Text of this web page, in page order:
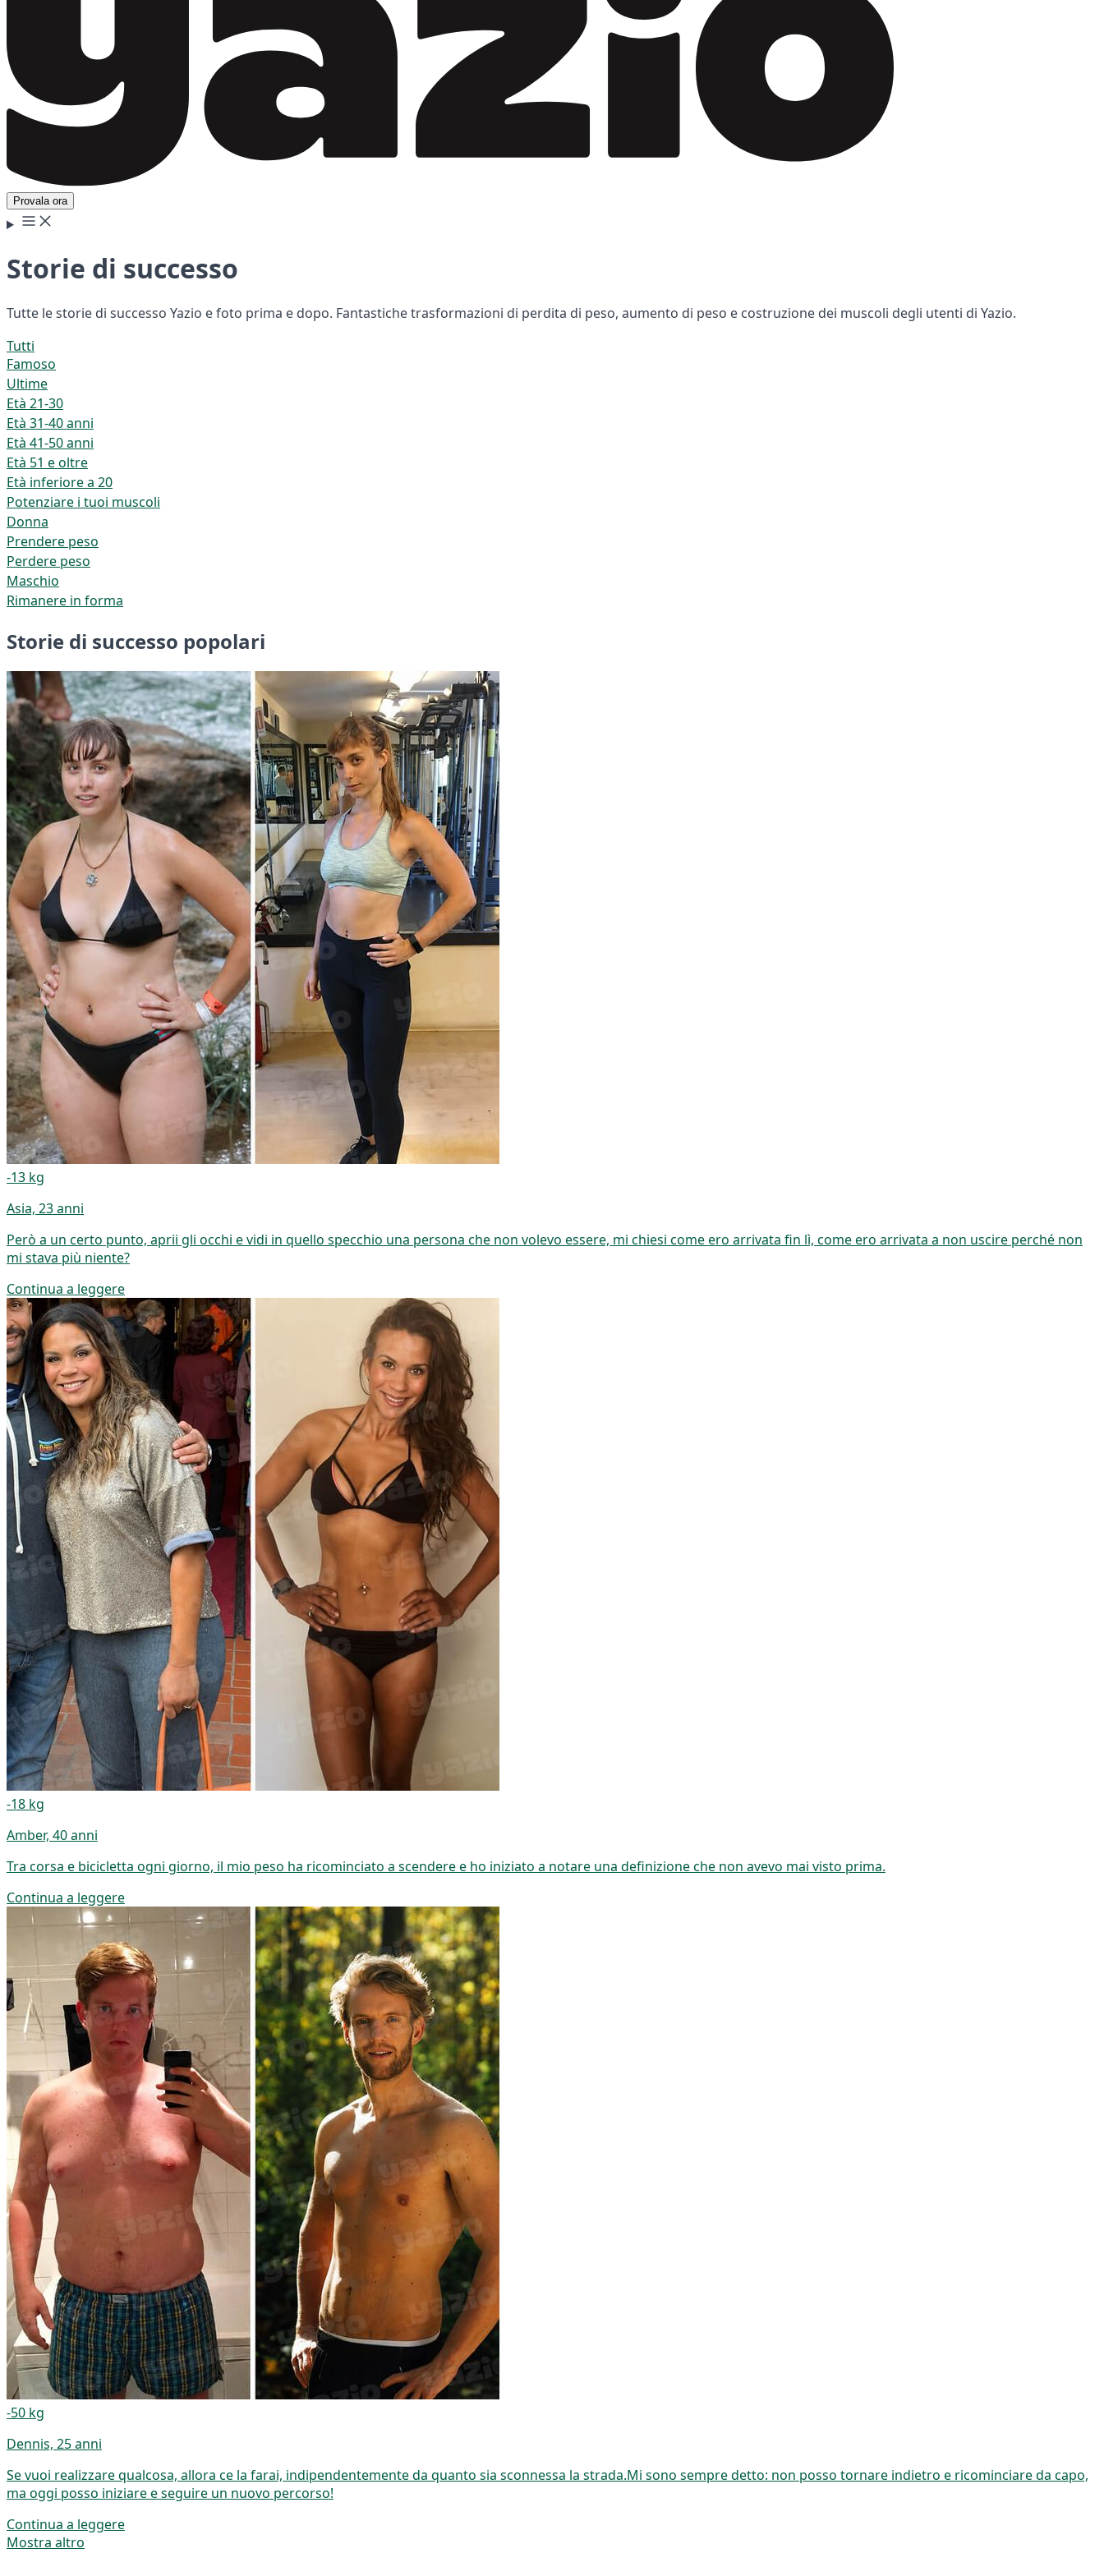
Provala ora
Storie di successo
Tutte le storie di successo Yazio e foto prima e dopo. Fantastiche trasformazioni di perdita di peso, aumento di peso e costruzione dei muscoli degli utenti di Yazio.
Tutti
Famoso
Ultime
Età 21-30
Età 31-40 anni
Età 41-50 anni
Età 51 e oltre
Età inferiore a 20
Potenziare i tuoi muscoli
Donna
Prendere peso
Perdere peso
Maschio
Rimanere in forma
Storie di successo popolari
-13 kg
Asia, 23 anni
Però a un certo punto, aprii gli occhi e vidi in quello specchio una persona che non volevo essere, mi chiesi come ero arrivata fin lì, come ero arrivata a non uscire perché non
mi stava più niente?
Continua a leggere
-18 kg
Amber, 40 anni
Tra corsa e bicicletta ogni giorno, il mio peso ha ricominciato a scendere e ho iniziato a notare una definizione che non avevo mai visto prima.
Continua a leggere
-50 kg
Dennis, 25 anni
Se vuoi realizzare qualcosa, allora ce la farai, indipendentemente da quanto sia sconnessa la strada.Mi sono sempre detto: non posso tornare indietro e ricominciare da capo,
ma oggi posso iniziare e seguire un nuovo percorso!
Continua a leggere
Mostra altro